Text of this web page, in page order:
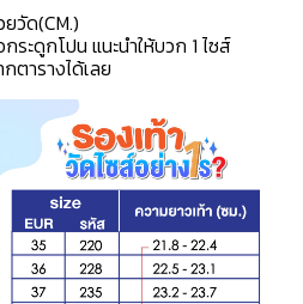
วัด(CM.)
ระดูกโปน แนะนำให้บวก 1 ไซส์
ตารางได้เลย